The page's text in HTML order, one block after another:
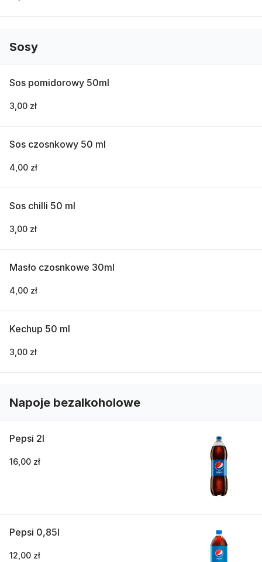
Sosy
Sos pomidorowy 50ml
3,00 zł
Sos czosnkowy 50 ml
4,00 zł
Sos chilli 50 ml
3,00 zł
Masło czosnkowe 30ml
4,00 zł
Kechup 50 ml
3,00 zł
Napoje bezalkoholowe
Pepsi 2l
16,00 zł
Pepsi 0,85l
12,00 zł